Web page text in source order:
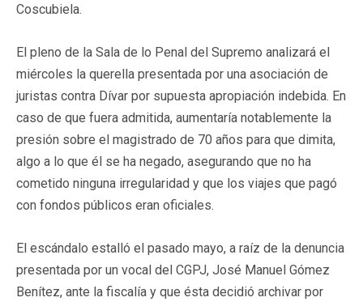
Coscubiela.
El pleno de la Sala de lo Penal del Supremo analizará el
miércoles la querella presentada por una asociación de
juristas contra Dívar por supuesta apropiación indebida. En
caso de que fuera admitida, aumentaría notablemente la
presión sobre el magistrado de 70 años para que dimita,
algo a lo que él se ha negado, asegurando que no ha
cometido ninguna irregularidad y que los viajes que pagó
con fondos públicos eran oficiales.
El escándalo estalló el pasado mayo, a raíz de la denuncia
presentada por un vocal del CGPJ, José Manuel Gómez
Benítez, ante la fiscalía y que ésta decidió archivar por